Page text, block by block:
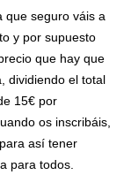
que seguro váis a
y por supuesto
que hay que
dividiendo el total
15€ por
os inscribáis,
así tener
para todos.